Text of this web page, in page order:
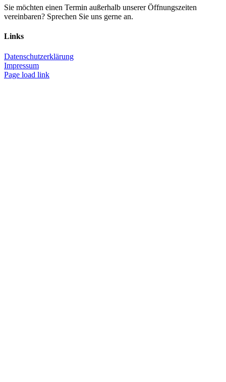
Sie möchten einen Termin außerhalb unserer Öffnungszeiten
vereinbaren? Sprechen Sie uns gerne an.
Links
Datenschutzerklärung
Impressum
Page load link